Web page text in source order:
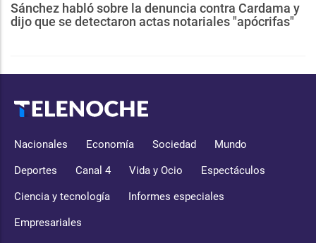
Sánchez habló sobre la denuncia contra Cardama y
dijo que se detectaron actas notariales "apócrifas"
Nacionales Economía Sociedad Mundo
Deportes Canal 4 Vida y Ocio Espectáculos
Ciencia y tecnología Informes especiales
Empresariales